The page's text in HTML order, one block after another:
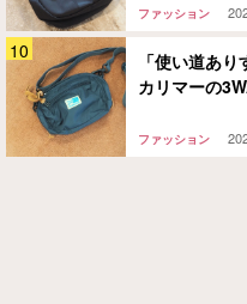
ファッション
「使い道あ
カリマーの
ファッション